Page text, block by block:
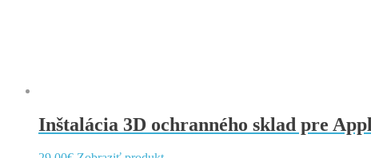
Inštalácia 3D ochranného sklad pre